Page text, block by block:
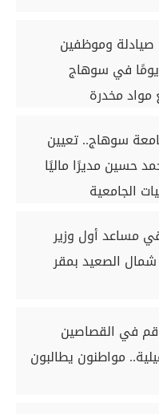
حبس طبيبين و10 صيادلة وموظفين
بشركة أدوية 15 يومًا في سوهاج
مواد مخدرة
سوهاج.. تعيين
حسين مديرًا ماليًا
الجامعية
مساعد أول وزير
شمال الصعيد بمقر
في القصاصين
مواطنون يطالبون